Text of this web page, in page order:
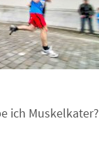
ich Muskelkater?